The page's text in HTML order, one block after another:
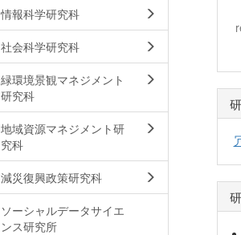
情報科学研究科
社会科学研究科
緑環境景観マネジメント
研究科
地域資源マネジメント研
究科
減災復興政策研究科
ソーシャルデータサイエ
ンス研究所